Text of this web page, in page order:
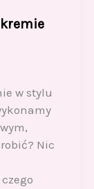
w stylu
Nic